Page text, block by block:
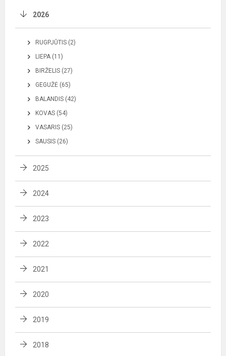
2026
RUGPJŪTIS (2)
LIEPA (11)
BIRŽELIS (27)
GEGUŽĖ (65)
BALANDIS (42)
KOVAS (54)
VASARIS (25)
SAUSIS (26)
2025
2024
2023
2022
2021
2020
2019
2018